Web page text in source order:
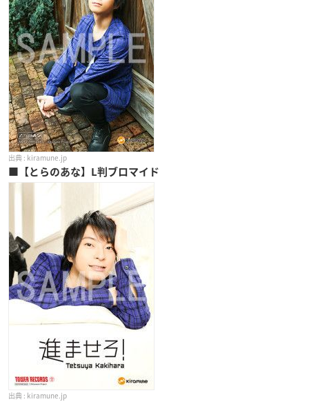
kiramune.jp
■【とらのあな】L判ブロマイド
kiramune.jp